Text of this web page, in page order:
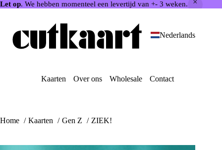
Let op. We hebben momenteel een levertijd van +- 3 weken.
inhoud
Nederlands
Kaarten Over ons Wholesale Contact
Home Kaarten Gen Z ZIEK!